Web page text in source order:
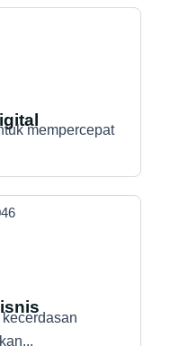
mempercepat